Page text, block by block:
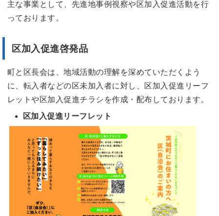
主な事業として、先進地事例視察や区加入促進活動を行
っております。
区加入促進啓発品
町と区長会は、地域活動の理解を深めていただくよう
に、転入者などの区未加入者に対し、区加入促進リーフ
レットや区加入促進チラシを作成・配布しております。
区加入促進リーフレット